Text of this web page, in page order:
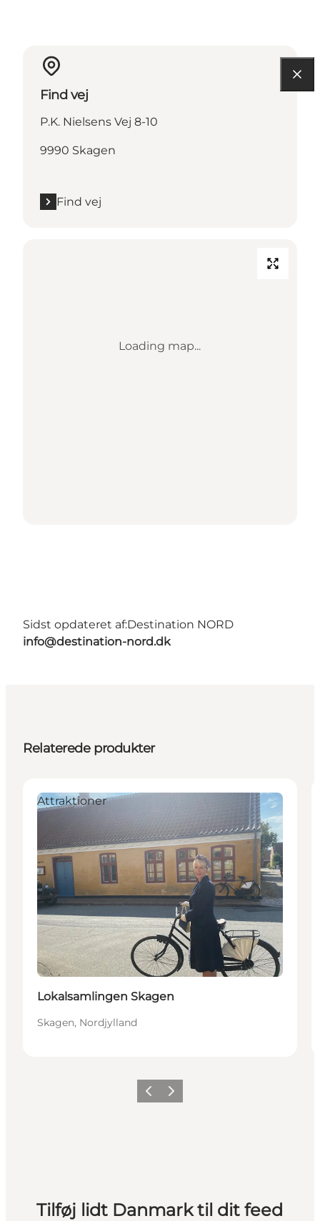
Find vej
P.K. Nielsens Vej 8-10
9990 Skagen
Find vej
Loading map...
Sidst opdateret af:Destination NORD
info@destination-nord.dk
Relaterede produkter
Attraktioner
Lokalsamlingen Skagen
Skagen, Nordjylland
ForrigeNæste
Tilføj lidt Danmark til dit feed